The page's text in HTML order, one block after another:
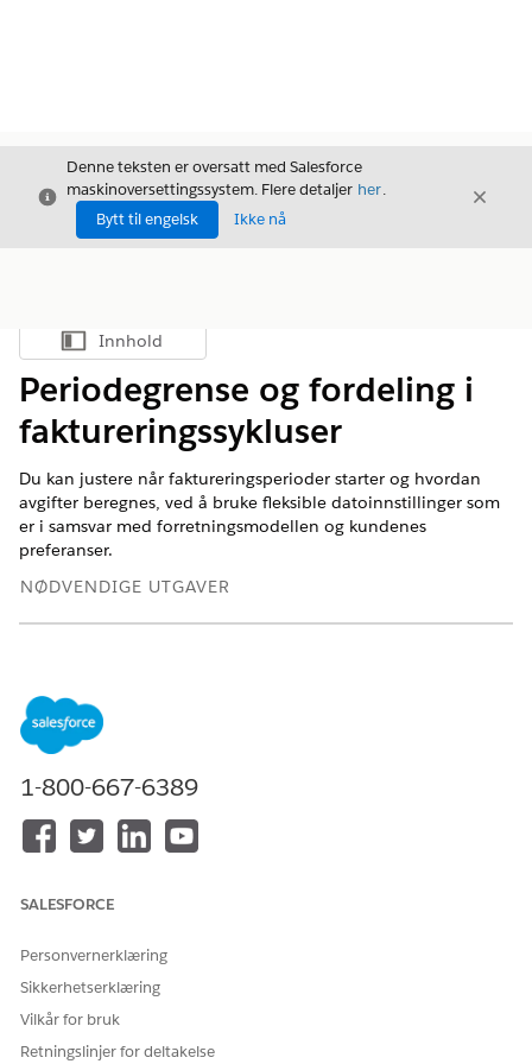
Avslutt
Denne teksten er oversatt med Salesforce
maskinoversettingssystem. Flere detaljer her.
Bytt til engelsk
Ikke nå
Avslutt
Vis innholdsfortegnelse
Innhold
Periodegrense og fordeling i
faktureringssykluser
Du kan justere når faktureringsperioder starter og hvordan
avgifter beregnes, ved å bruke fleksible datoinnstillinger som
er i samsvar med forretningsmodellen og kundenes
preferanser.
NØDVENDIGE UTGAVER
med Revenue Cloud Advanced-lisensen eller Revenue
Cloud Billing-lisensen
Periodegrense og faktureringsdag i måneden
Du kan bruke feltene Periodegrense, Periodegrensedag og
Periodegrensestartmåned i transaksjoner, som
bestillingsprodukter, til å definere når fakturering starter,
proporsjonering brukes. Periodegrensen på
faktureringsperioden beregnes. Feltet Faktureringsdag i
måneden i Faktureringsplan-posten angir dagen du
forventer å fakturere kunden. Disse feltene definerer
sammen hvordan faktureringsperioder er i samsvar med
transaksjonstidslinjen og hvordan Billing in
1-800-667-6389
SALESFORCE
Personvernerklæring
Sikkerhetserklæring
Vilkår for bruk
Retningslinjer for deltakelse